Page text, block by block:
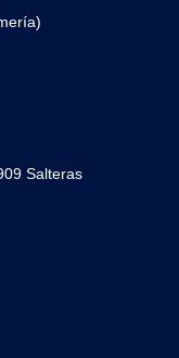
Salteras